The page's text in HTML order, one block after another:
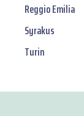
Reggio Emilia
Syrakus
Turin